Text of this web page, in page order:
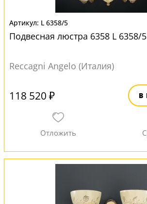
L 6358/5
Подвесная люстра 6358 L 6358/5
Reccagni Angelo (Италия)
118 520 ₽ В